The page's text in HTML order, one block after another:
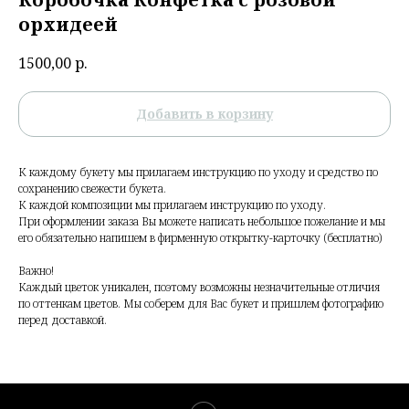
орхидеей
1500,00р.
Добавить в корзину
К каждому букету мы прилагаем инструкцию по уходу и средство по
сохранению свежести букета.
К каждой композиции мы прилагаем инструкцию по уходу.
При оформлении заказа Вы можете написать небольшое пожелание и мы
его обязательно напишем в фирменную открытку-карточку (бесплатно)
Важно!
Каждый цветок уникален, поэтому возможны незначительные отличия
по оттенкам цветов. Мы соберем для Вас букет и пришлем фотографию
перед доставкой.